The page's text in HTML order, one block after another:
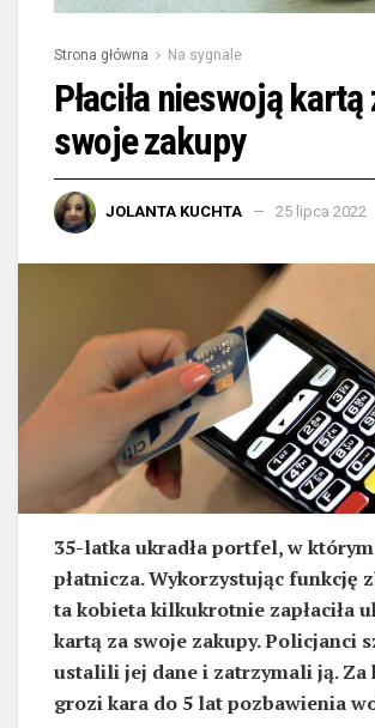
Strona główna Na sygnale
Płaciła nieswoją kartą
swoje zakupy
JOLANTA KUCHTA 25 lipca 2022
35-latka ukradła portfel, w którym
płatnicza. Wykorzystując funkcję
ta kobieta kilkukrotnie zapłaciła
kartą za swoje zakupy. Policjanci
ustalili jej dane i zatrzymali ją. Za
grozi kara do 5 lat pozbawienia